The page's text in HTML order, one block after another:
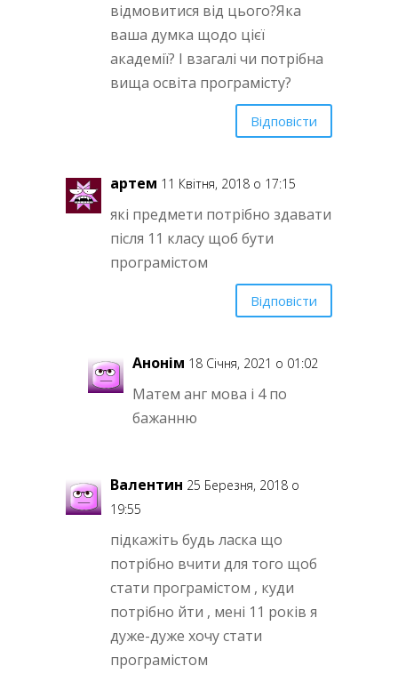
відмовитися від цього?Яка
ваша думка щодо цієї
академії? І взагалі чи потрібна
вища освіта програмісту?
Відповісти
артем 11 Квітня, 2018 о 17:15
які предмети потрібно здавати
після 11 класу щоб бути
програмістом
Відповісти
Анонім 18 Січня, 2021 о 01:02
Матем анг мова і 4 по
бажанню
Валентин 25 Березня, 2018 о
19:55
підкажіть будь ласка що
потрібно вчити для того щоб
стати програмістом , куди
потрібно йти , мені 11 років я
дуже-дуже хочу стати
програмістом